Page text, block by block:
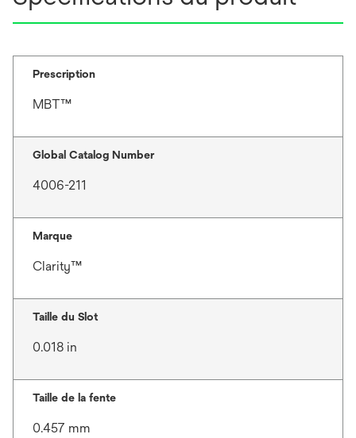
Prescription
MBT™
Global Catalog Number
4006-211
Marque
Clarity™
Taille du Slot
0.018 in
Taille de la fente
0.457 mm